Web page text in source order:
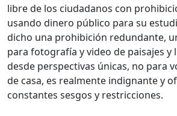
libre de los ciudadanos con
usando dinero público para su
dicho una prohibición redundante,
para fotografía y video de paisajes y
desde perspectivas únicas, no para
de casa, es realmente indignante y
constantes sesgos y restricciones.